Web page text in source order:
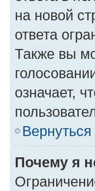
на новой
ответа
Также вы
означает,
Почему я